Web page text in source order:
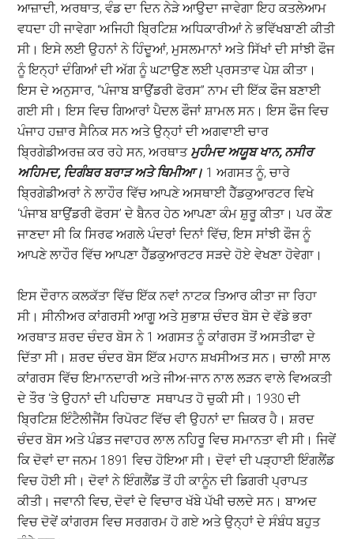
ਆਜ਼ਾਦੀ, ਅਰਥਾਤ, ਵੰਡ ਦਾ ਦਿਨ ਨੇੜੇ ਆਉਦਾ ਜਾਵੇਗਾ ਇਹ ਕਤਲੇਆਮ
ਵਧਦਾ ਹੀ ਜਾਵੇਗਾ ਅਜਿਹੀ ਬ੍ਰਿਟਿਸ਼ ਅਧਿਕਾਰੀਆਂ ਨੇ ਭਵਿੱਖਬਾਣੀ ਕੀਤੀ
ਸੀ। ਇਸੇ ਲਈ ਉਹਨਾਂ ਨੇ ਹਿੰਦੂਆਂ, ਮੁਸਲਮਾਨਾਂ ਅਤੇ ਸਿੱਖਾਂ ਦੀ ਸਾਂਝੀ ਫੌਜ
ਨੂੰ ਇਨ੍ਹਾਂ ਦੰਗਿਆਂ ਦੀ ਅੱਗ ਨੂੰ ਘਟਾਉਣ ਲਈ ਪ੍ਰਸਤਾਵ ਪੇਸ਼ ਕੀਤਾ।
ਇਸ ਦੇ ਅਨੁਸਾਰ, “ਪੰਜਾਬ ਬਾਉਂਡਰੀ ਫੋਰਸ” ਨਾਮ ਦੀ ਇੱਕ ਫੌਜ ਬਣਾਈ
ਗਈ ਸੀ। ਇਸ ਵਿਚ ਗਿਆਰਾਂ ਪੈਦਲ ਫੌਜਾਂ ਸ਼ਾਮਲ ਸਨ। ਇਸ ਫੌਜ ਵਿਚ
ਪੰਜਾਹ ਹਜ਼ਾਰ ਸੈਨਿਕ ਸਨ ਅਤੇ ਉਨ੍ਹਾਂ ਦੀ ਅਗਵਾਈ ਚਾਰ
ਬ੍ਰਿਗੇਡੀਅਰਜ਼ ਕਰ ਰਹੇ ਸਨ, ਅਰਥਾਤ ਮੁਹੰਮਦ ਅਯੂਬ ਖਾਨ, ਨਸੀਰ
ਅਹਿਮਦ, ਦਿਗੰਬਰ ਬਰਾੜ ਅਤੇ ਥਿਮੀਆ। 1 ਅਗਸਤ ਨੂੰ, ਚਾਰੇ
ਬ੍ਰਿਗੇਡੀਅਰਾਂ ਨੇ ਲਾਹੌਰ ਵਿੱਚ ਆਪਣੇ ਅਸਥਾਈ ਹੈੱਡਕੁਆਰਟਰ ਵਿਖੇ
‘ਪੰਜਾਬ ਬਾਉਂਡਰੀ ਫੋਰਸ’ ਦੇ ਬੈਨਰ ਹੇਠ ਆਪਣਾ ਕੰਮ ਸ਼ੁਰੂ ਕੀਤਾ। ਪਰ ਕੌਣ
ਜਾਣਦਾ ਸੀ ਕਿ ਸਿਰਫ ਅਗਲੇ ਪੰਦਰਾਂ ਦਿਨਾਂ ਵਿੱਚ, ਇਸ ਸਾਂਝੀ ਫੌਜ ਨੂੰ
ਆਪਣੇ ਲਾਹੌਰ ਵਿੱਚ ਆਪਣਾ ਹੈੱਡਕੁਆਰਟਰ ਸੜਦੇ ਹੋਏ ਵੇਖਣਾ ਹੋਵੇਗਾ।
ਇਸ ਦੌਰਾਨ ਕਲਕੱਤਾ ਵਿੱਚ ਇੱਕ ਨਵਾਂ ਨਾਟਕ ਤਿਆਰ ਕੀਤਾ ਜਾ ਰਿਹਾ
ਸੀ। ਸੀਨੀਅਰ ਕਾਂਗਰਸੀ ਆਗੂ ਅਤੇ ਸੁਭਾਸ਼ ਚੰਦਰ ਬੋਸ ਦੇ ਵੱਡੇ ਭਰਾ
ਅਰਥਾਤ ਸ਼ਰਦ ਚੰਦਰ ਬੋਸ ਨੇ 1 ਅਗਸਤ ਨੂੰ ਕਾਂਗਰਸ ਤੋਂ ਅਸਤੀਫਾ ਦੇ
ਦਿੱਤਾ ਸੀ। ਸ਼ਰਦ ਚੰਦਰ ਬੋਸ ਇੱਕ ਮਹਾਨ ਸ਼ਖਸੀਅਤ ਸਨ। ਚਾਲੀ ਸਾਲ
ਕਾਂਗਰਸ ਵਿੱਚ ਇਮਾਨਦਾਰੀ ਅਤੇ ਜੀਅ-ਜਾਨ ਨਾਲ ਲੜਨ ਵਾਲੇ ਵਿਅਕਤੀ
ਦੇ ਤੌਰ ‘ਤੇ ਉਹਨਾਂ ਦੀ ਪਹਿਚਾਣ ਸਥਾਪਤ ਹੋ ਚੁਕੀ ਸੀ। 1930 ਦੀ
ਬ੍ਰਿਟਿਸ਼ ਇੰਟੈਲੀਜੈਂਸ ਰਿਪੋਰਟ ਵਿੱਚ ਵੀ ਉਹਨਾਂ ਦਾ ਜ਼ਿਕਰ ਹੈ। ਸ਼ਰਦ
ਚੰਦਰ ਬੋਸ ਅਤੇ ਪੰਡਤ ਜਵਾਹਰ ਲਾਲ ਨਹਿਰੂ ਵਿਚ ਸਮਾਨਤਾ ਵੀ ਸੀ। ਜਿਵੇਂ
ਕਿ ਦੋਵਾਂ ਦਾ ਜਨਮ 1891 ਵਿਚ ਹੋਇਆ ਸੀ। ਦੋਵਾਂ ਦੀ ਪੜ੍ਹਾਈ ਇੰਗਲੈਂਡ
ਵਿਚ ਹੋਈ ਸੀ। ਦੋਵਾਂ ਨੇ ਇੰਗਲੈਂਡ ਤੋਂ ਹੀ ਕਾਨੂੰਨ ਦੀ ਡਿਗਰੀ ਪ੍ਰਾਪਤ
ਕੀਤੀ। ਜਵਾਨੀ ਵਿਚ, ਦੋਵਾਂ ਦੇ ਵਿਚਾਰ ਖੱਬੇ ਪੱਖੀ ਚਲਦੇ ਸਨ। ਬਾਅਦ
ਵਿਚ ਦੋਵੇਂ ਕਾਂਗਰਸ ਵਿਚ ਸਰਗਰਮ ਹੋ ਗਏ ਅਤੇ ਉਨ੍ਹਾਂ ਦੇ ਸੰਬੰਧ ਬਹੁਤ